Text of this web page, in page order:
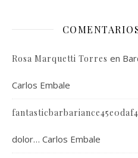
Rosa Marquetti Torres en
Carlos Embale
fantasticbarbariance45e0daf4
dolor… Carlos Embale